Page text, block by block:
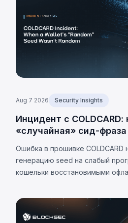
Aug 7 2026 Security Insights
Инцидент с COLDCARD:
«случайная» сид-
Ошибка в прошивке COLDCARD
генерацию seed на слабый
кошельки восстановимыми
оценки до 2 055 BTC.